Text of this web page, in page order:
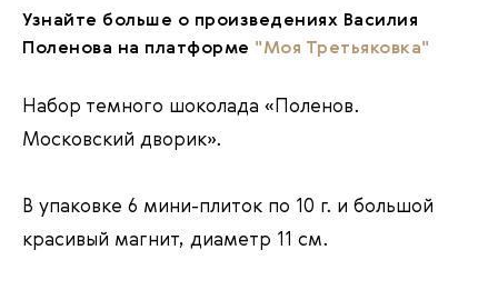
Узнайте больше о произведениях Василия
Поленова на платформе "Моя Третьяковка"
Набор темного шоколада «Поленов.
Московский дворик».
В упаковке 6 мини-плиток по 10 г. и большой
красивый магнит, диаметр 11 см.